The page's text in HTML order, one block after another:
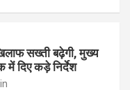
सख्ती बढ़ेगी, मुख्य
दिए कड़े निर्देश